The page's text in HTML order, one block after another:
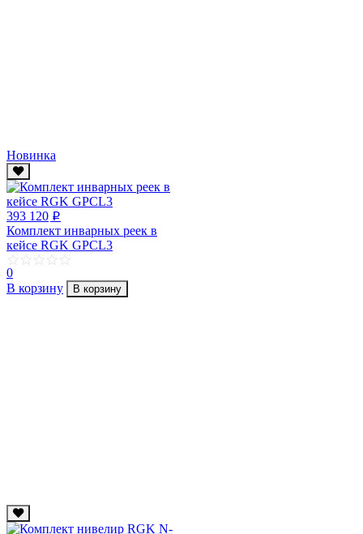
Новинка
393 120 p
Комплект инварных реек в
кейсе RGK GPCL3
0
В корзину
В корзину